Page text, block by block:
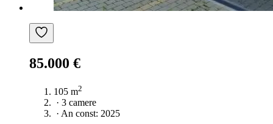
85.000 €
105 m2
· 3 camere
· An const: 2025